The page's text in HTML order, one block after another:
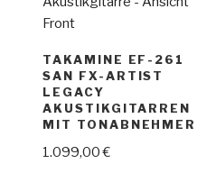
TAKAMINE EF-261
SAN FX-ARTIST
LEGACY
AKUSTIKGITARREN
MIT TONABNEHMER
1.099,00€